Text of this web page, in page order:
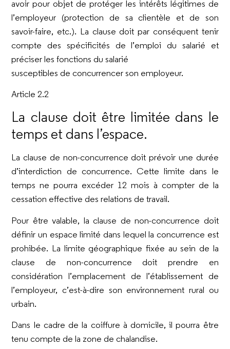
avoir pour objet de protéger les intérêts légitimes de
l’employeur (protection de sa clientèle et de son
savoir-faire, etc.). La clause doit par conséquent tenir
compte des spécificités de l’emploi du salarié et
préciser les fonctions du salarié
susceptibles de concurrencer son employeur.
Article 2.2
La clause doit être limitée dans le
temps et dans l’espace.
La clause de non-concurrence doit prévoir une durée
d’interdiction de concurrence. Cette limite dans le
temps ne pourra excéder 12 mois à compter de la
cessation effective des relations de travail.
Pour être valable, la clause de non-concurrence doit
définir un espace limité dans lequel la concurrence est
prohibée. La limite géographique fixée au sein de la
clause de non-concurrence doit prendre en
considération l’emplacement de l’établissement de
l’employeur, c’est-à-dire son environnement rural ou
urbain.
Dans le cadre de la coiffure à domicile, il pourra être
tenu compte de la zone de chalandise.